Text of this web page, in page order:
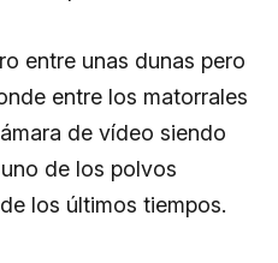
entre unas dunas pero
entre los matorrales
de vídeo siendo
de los polvos
los últimos tiempos.